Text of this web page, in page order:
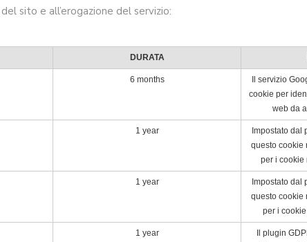
sito e all’erogazione del servizio:
DURATA
6 months
Il servizio
cookie per
web da
1 year
Impostato dal
questo cookie
per i cookie
1 year
Impostato dal
questo cookie
per i
1 year
Il plugin